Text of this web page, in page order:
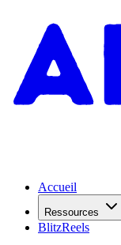
Accueil
Ressources
BlitzReels